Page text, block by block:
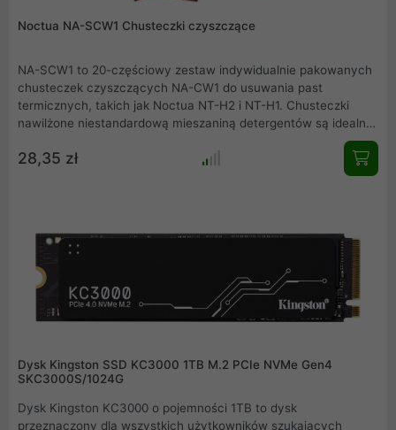
Noctua NA-SCW1 Chusteczki czyszczące
NA-SCW1 to 20-częściowy zestaw indywidualnie pakowanych
chusteczek czyszczących NA-CW1 do usuwania past
termicznych, takich jak Noctua NT-H2 i NT-H1. Chusteczki
nawilżone niestandardową mieszaniną detergentów są idealne
procesorów graficznych i powierzchni kontaktowej radiatorów.
28,35 zł
Dysk Kingston SSD KC3000 1TB M.2 PCIe NVMe Gen4
SKC3000S/1024G
Dysk Kingston KC3000 o pojemności 1TB to dysk
przeznaczony dla wszystkich użytkowników szukających